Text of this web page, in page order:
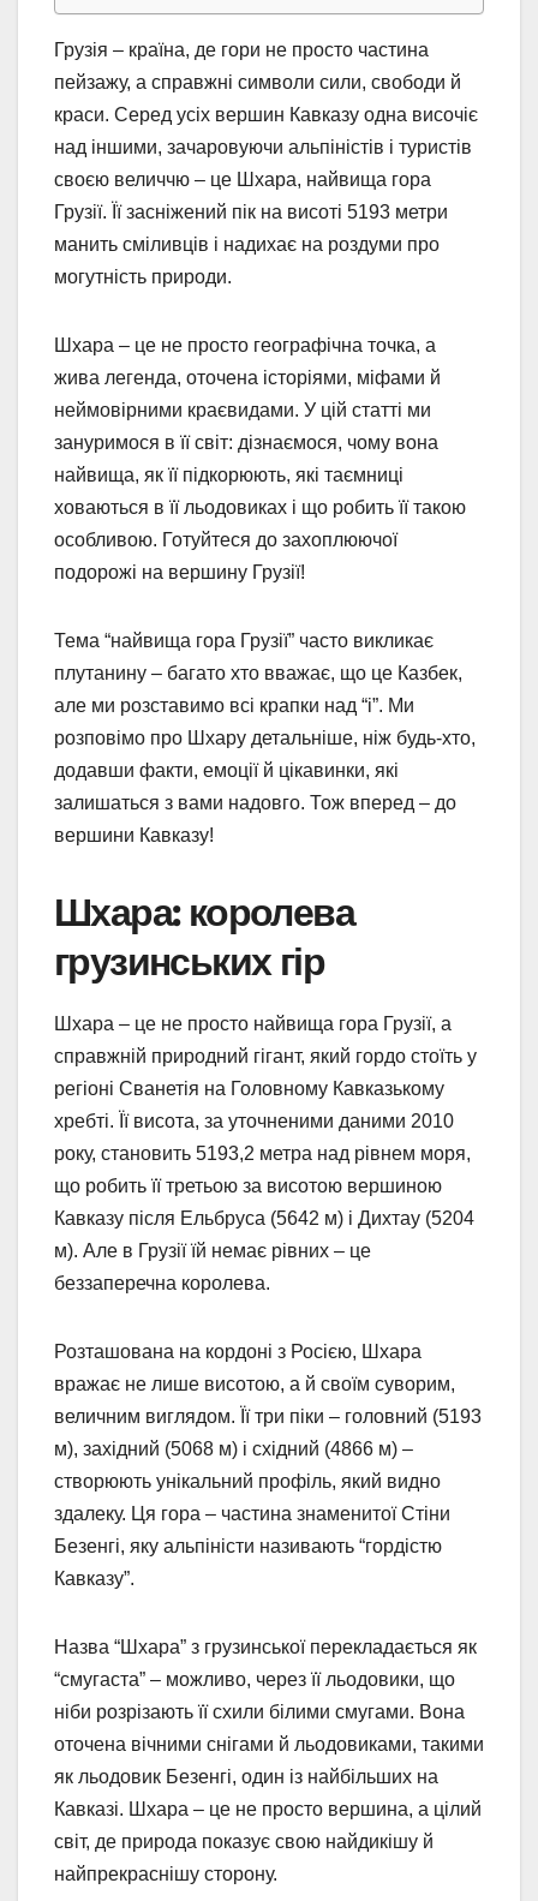
Грузія – країна, де гори не просто частина
пейзажу, а справжні символи сили, свободи й
краси. Серед усіх вершин Кавказу одна височіє
над іншими, зачаровуючи альпіністів і туристів
своєю величчю – це Шхара, найвища гора
Грузії. Її засніжений пік на висоті 5193 метри
манить сміливців і надихає на роздуми про
могутність природи.
Шхара – це не просто географічна точка, а
жива легенда, оточена історіями, міфами й
неймовірними краєвидами. У цій статті ми
зануримося в її світ: дізнаємося, чому вона
найвища, як її підкорюють, які таємниці
ховаються в її льодовиках і що робить її такою
особливою. Готуйтеся до захоплюючої
подорожі на вершину Грузії!
Тема “найвища гора Грузії” часто викликає
плутанину – багато хто вважає, що це Казбек,
але ми розставимо всі крапки над “і”. Ми
розповімо про Шхару детальніше, ніж будь-хто,
додавши факти, емоції й цікавинки, які
залишаться з вами надовго. Тож вперед – до
вершини Кавказу!
Шхара: королева
грузинських гір
Шхара – це не просто найвища гора Грузії, а
справжній природний гігант, який гордо стоїть у
регіоні Сванетія на Головному Кавказькому
хребті. Її висота, за уточненими даними 2010
року, становить 5193,2 метра над рівнем моря,
що робить її третьою за висотою вершиною
Кавказу після Ельбруса (5642 м) і Дихтау (5204
м). Але в Грузії їй немає рівних – це
беззаперечна королева.
Розташована на кордоні з Росією, Шхара
вражає не лише висотою, а й своїм суворим,
величним виглядом. Її три піки – головний (5193
м), західний (5068 м) і східний (4866 м) –
створюють унікальний профіль, який видно
здалеку. Ця гора – частина знаменитої Стіни
Безенгі, яку альпіністи називають “гордістю
Кавказу”.
Назва “Шхара” з грузинської перекладається як
“смугаста” – можливо, через її льодовики, що
ніби розрізають її схили білими смугами. Вона
оточена вічними снігами й льодовиками, такими
як льодовик Безенгі, один із найбільших на
Кавказі. Шхара – це не просто вершина, а цілий
світ, де природа показує свою найдикішу й
найпрекраснішу сторону.